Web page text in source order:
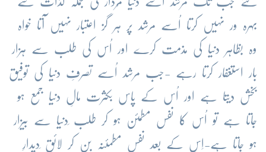
بہرہ ور نہیں کرتا اُسے مرشد پر ہر گز اعتبار نہیں آتا خواہ
وہ بظاہر دنیا کی مذمت کرے اور اُس کی طلب سے ہزار
بار استغفار کرتا رہے -جب مرشد اُسے تصرفِ دنیا کی توفیق
بخش دیتا ہے اور اُس کے پاس بکثرت مالِ دنیا جمع ہو
جاتا ہے تو اُس کا نفس مطمئن ہو کر طلب ِدنیا سے بیزار
ہو جاتا ہے-اِس کے بعد نفس مطمئنہ بن کر لائق ِدیدارِ